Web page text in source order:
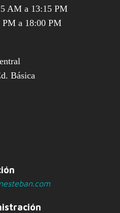
AM a 13:15 PM
PM a 18:00 PM
Básica